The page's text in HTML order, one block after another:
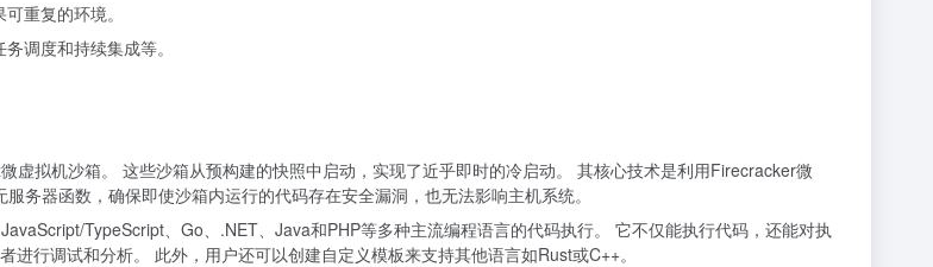
重复的环境。
调度和持续集成等。
虚拟机沙箱。 这些沙箱从预构建的快照中启动，实现了近乎即时的冷启动。 其核心技术是利用Firecracker微
务器函数，确保即使沙箱内运行的代码存在安全漏洞，也无法影响主机系统。
TypeScript、Go、.NET、Java和PHP等多种主流编程语言的代码执行。 它不仅能执行代码，还能对执
行调试和分析。 此外，用户还可以创建自定义模板来支持其他语言如Rust或C++。